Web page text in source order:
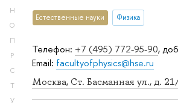
Н
О
П
Р
С
Т
У
Телефон: +7 (495) 772-95-90,
Email: facultyofphysics@hse.ru
Москва, Ст. Басманная ул., д.
Естественные науки Физика